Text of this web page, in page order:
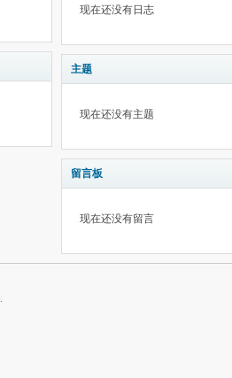
现在还没有日志
主题
现在还没有主题
留言板
现在还没有留言